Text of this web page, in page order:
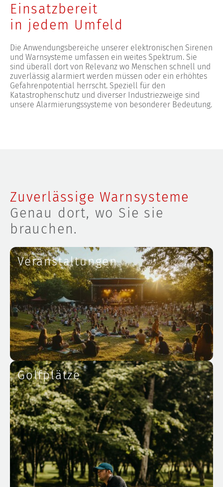
Einsatzbereit
in jedem Umfeld
Die Anwendungsbereiche unserer elektronischen Sirenen
und Warnsysteme umfassen ein weites Spektrum. Sie
sind überall dort von Relevanz wo Menschen schnell und
zuverlässig alarmiert werden müssen oder ein erhöhtes
Gefahrenpotential herrscht. Speziell für den
Katastrophenschutz und diverser Industriezweige sind
unsere Alarmierungssysteme von besonderer Bedeutung.
Zuverlässige Warnsysteme
Genau dort, wo Sie sie
brauchen.
Veranstaltungen
Golfplätze